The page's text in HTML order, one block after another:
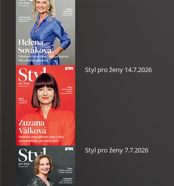
Styl pro ženy 14.7.2026
Styl pro ženy 7.7.2026